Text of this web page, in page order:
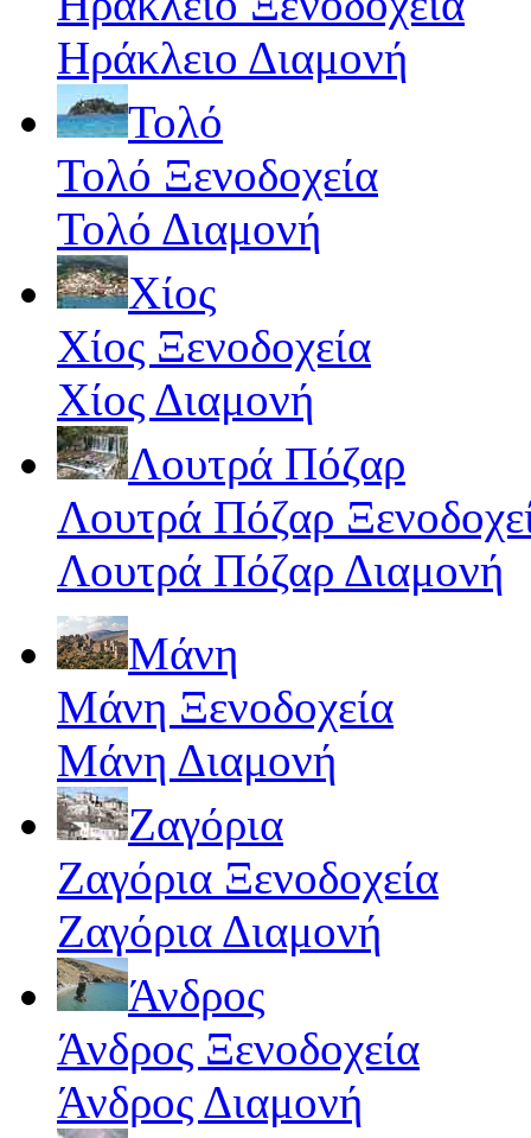
Ηράκλειο Διαμονή
Τολό
Τολό Ξενοδοχεία
Τολό Διαμονή
Χίος
Χίος Ξενοδοχεία
Χίος Διαμονή
Λουτρά Πόζαρ
Λουτρά Πόζαρ
Λουτρά Πόζαρ Διαμονή
Μάνη
Μάνη Ξενοδοχεία
Μάνη Διαμονή
Ζαγόρια
Ζαγόρια Ξενοδοχεία
Ζαγόρια Διαμονή
Άνδρος
Άνδρος Ξενοδοχεία
Άνδρος Διαμονή